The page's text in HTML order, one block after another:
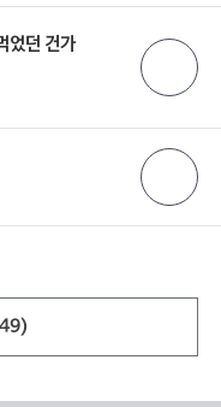
었던 건가
)